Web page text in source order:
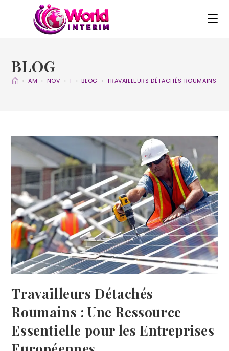
BLOG
> AM > NOV > 1 > BLOG > TRAVAILLEURS DÉTACHÉS ROUMAINS :
Travailleurs Détachés
Roumains : Une Ressource
Essentielle pour les Entreprises